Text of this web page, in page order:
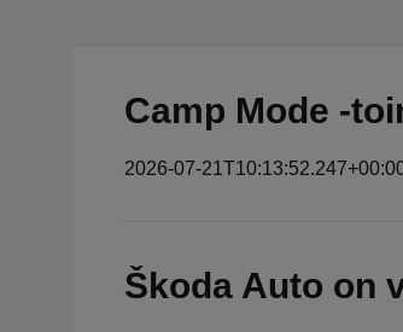
Camp Mode -
2026-07-
Škoda Auto on